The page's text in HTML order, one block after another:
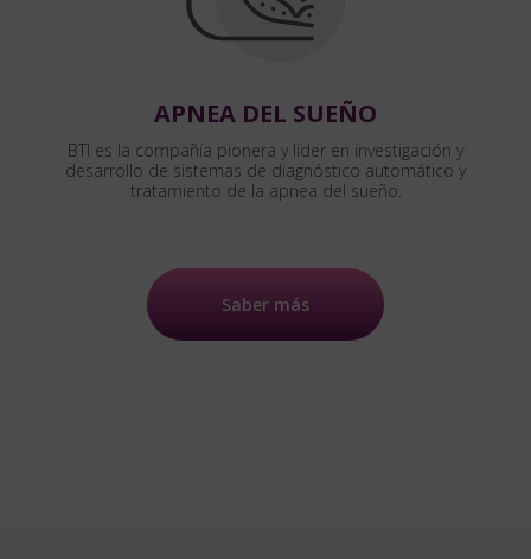
APNEA DEL SUEÑO
BTI es la compañía pionera y líder en investigación y
desarrollo de sistemas de diagnóstico automático y
tratamiento de la apnea del sueño.
Saber más